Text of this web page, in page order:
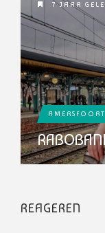
7 JAAR
AMERSFOORT
REAGEREN